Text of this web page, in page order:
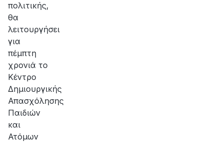
πολιτικής,
θα
λειτουργήσει
για
πέμπτη
χρονιά το
Κέντρο
Δημιουργικής
Απασχόλησης
Παιδιών
και
Ατόμων